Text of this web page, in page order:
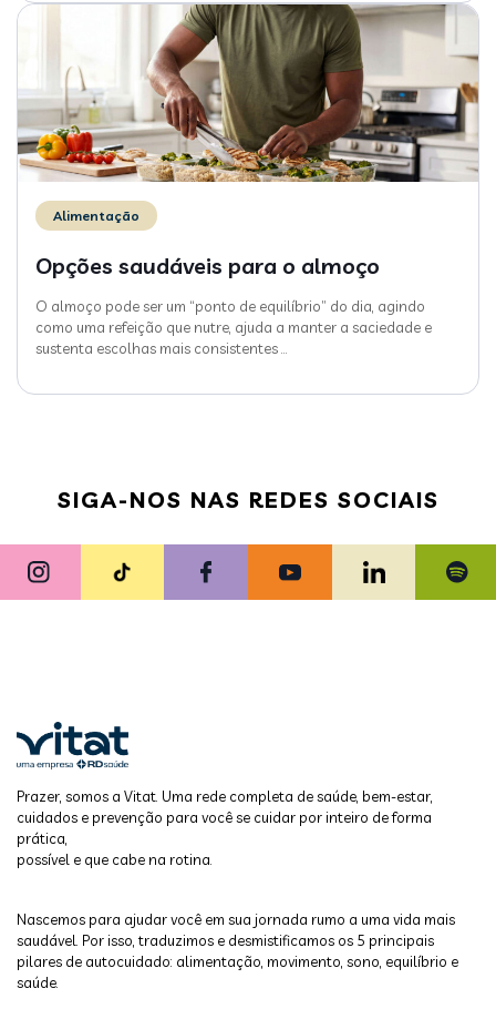
Alimentação
Opções saudáveis para o almoço
O almoço pode ser um “ponto de equilíbrio” do dia, agindo
como uma refeição que nutre, ajuda a manter a saciedade e
sustenta escolhas mais consistentes…
SIGA-NOS NAS REDES SOCIAIS
Prazer, somos a Vitat. Uma rede completa de saúde, bem-estar,
cuidados e prevenção para você se cuidar por inteiro de forma
prática,
possível e que cabe na rotina.
Nascemos para ajudar você em sua jornada rumo a uma vida mais
saudável. Por isso, traduzimos e desmistificamos os 5 principais
pilares de autocuidado: alimentação, movimento, sono, equilíbrio e
saúde.